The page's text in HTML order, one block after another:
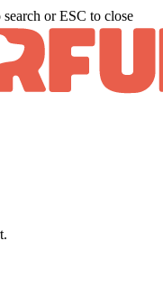
or ESC to close